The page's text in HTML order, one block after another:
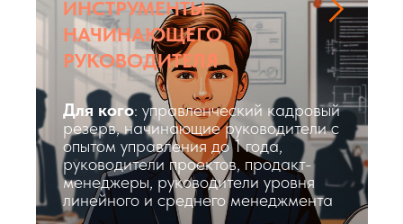
ИНСТРУМЕНТЫ
НАЧИНАЮЩЕГО
РУКОВОДИТЕЛЯ
Для кого: управленческий кадровый
резерв, начинающие руководители с
опытом управления до 1 года,
руководители проектов, продакт-
менеджеры, руководители уровня
линейного и среднего менеджмента